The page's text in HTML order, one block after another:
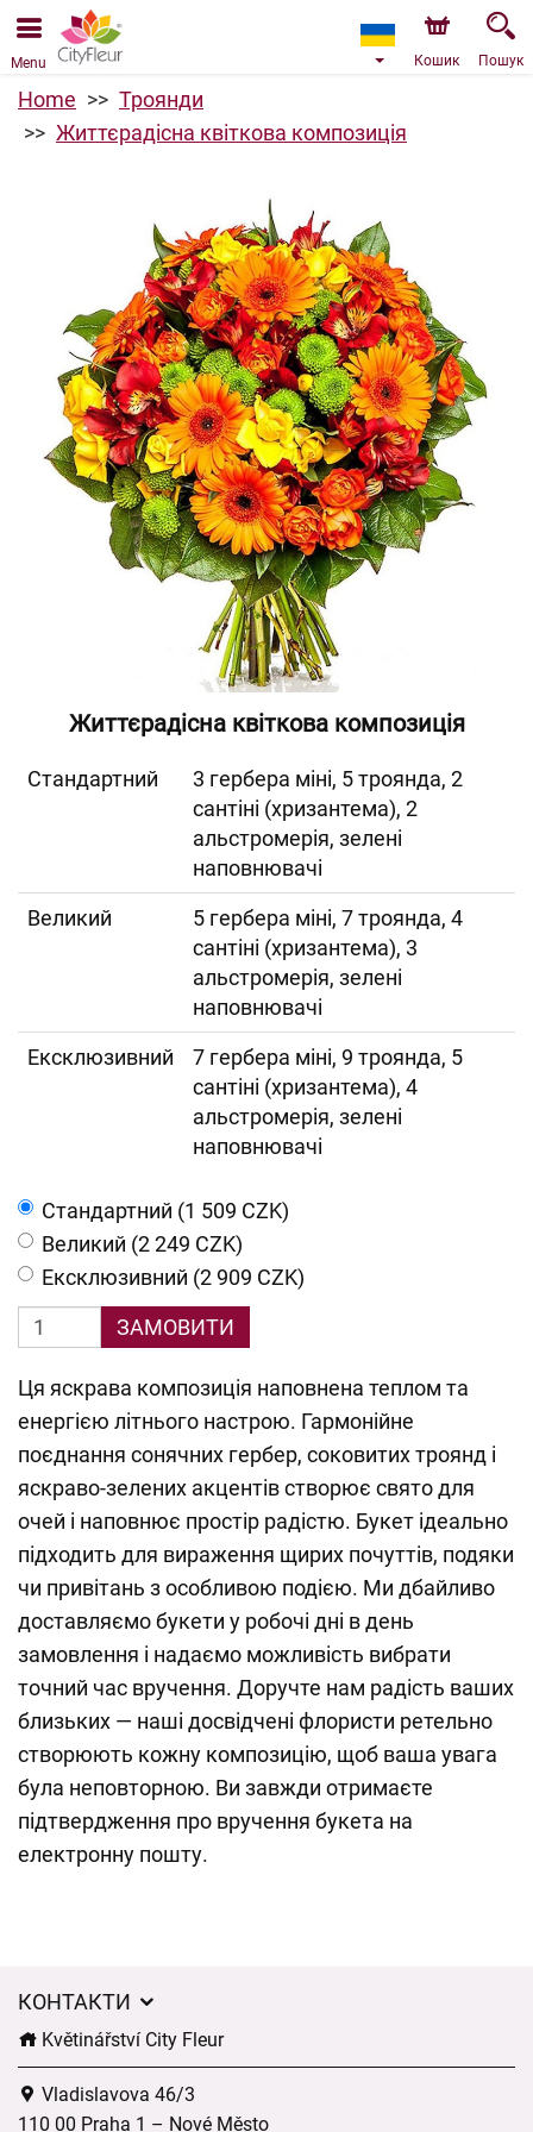
Ми приймаємо замовлення через наш інтернет-
магазин. Найближча можлива дата доставки —
07.08.2026 у зв’язку з відпусткою.
Menu Кошик Пошук
Home
Троянди
Життєрадісна квіткова композиція
Життєрадісна квіткова композиція
Cтандартний
3 гербера міні, 5 троянда, 2
сантіні (хризантема), 2
альстромерія, зелені
наповнювачі
Великий
5 гербера міні, 7 троянда, 4
сантіні (хризантема), 3
альстромерія, зелені
наповнювачі
Ексклюзивний
7 гербера міні, 9 троянда, 5
сантіні (хризантема), 4
альстромерія, зелені
наповнювачі
Cтандартний (1 509 CZK)
Великий (2 249 CZK)
Ексклюзивний (2 909 CZK)
ЗАМОВИТИ
Ця яскрава композиція наповнена теплом та
енергією літнього настрою. Гармонійне
поєднання сонячних гербер, соковитих троянд і
яскраво-зелених акцентів створює свято для
очей і наповнює простір радістю. Букет ідеально
підходить для вираження щирих почуттів, подяки
чи привітань з особливою подією. Ми дбайливо
доставляємо букети у робочі дні в день
замовлення і надаємо можливість вибрати
точний час вручення. Доручте нам радість ваших
близьких — наші досвідчені флористи ретельно
створюють кожну композицію, щоб ваша увага
була неповторною. Ви завжди отримаєте
підтвердження про вручення букета на
електронну пошту.
КОНТАКТИ
Květinářství City Fleur
Vladislavova 46/3
110 00 Praha 1 – Nové Město